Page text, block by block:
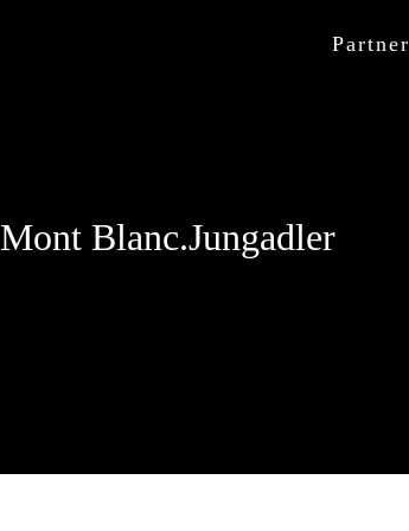
Partner
Mont Blanc.Jungadler